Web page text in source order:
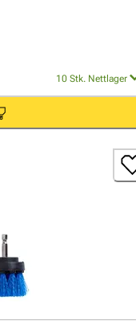
10 Stk. Nettlager